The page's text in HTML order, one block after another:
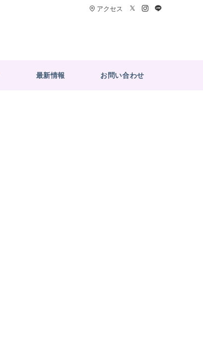
アクセス
最新情報 お問い合わせ